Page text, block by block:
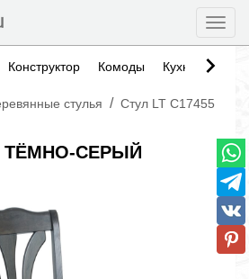
Конструктор Комоды Кухни
стулья / Стул LT C17455
ТЁМНО-СЕРЫЙ